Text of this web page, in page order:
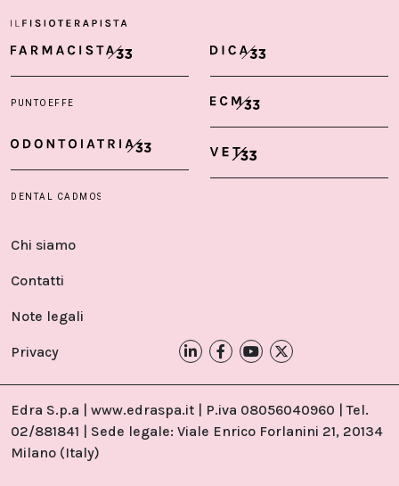
Chi siamo
Contatti
Note legali
Privacy
Edra S.p.a | www.edraspa.it | P.iva 08056040960 | Tel.
02/881841 | Sede legale: Viale Enrico Forlanini 21, 20134
Milano (Italy)